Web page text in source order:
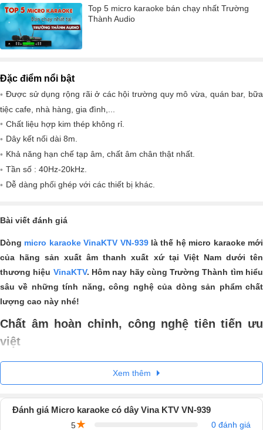
Top 5 micro karaoke bán chạy nhất Trường
Thành Audio
Đặc điểm nổi bật
Được sử dụng rộng rãi ở các hội trường quy mô vừa, quán bar, bữa
tiệc cafe, nhà hàng, gia đình,...
Chất liệu hợp kim thép không rỉ.
Dây kết nối dài 8m.
Khả năng hạn chế tạp âm, chất âm chân thật nhất.
Tần số : 40Hz-20kHz.
Dễ dàng phối ghép với các thiết bị khác.
Bài viết đánh giá
Dòng micro karaoke VinaKTV VN-939là thế hệ micro karaoke mới
của hãng sản xuất âm thanh xuất xứ tại Việt Nam dưới tên
thương hiệu VinaKTV. Hôm nay hãy cùng Trường Thành tìm hiểu
sâu về những tính năng, công nghệ của dòng sản phẩm chất
lượng cao này nhé!
Chất âm hoàn chỉnh, công nghệ tiên tiến ưu
việt
Với chất âm trung thực, độ nhạy cao, tính năng công nghệ hiện đại
micro hát karaokenày luôn không làm người dùng thất
mà bạn muốn và tận hưởng những phút giây vui vẻ bên người thân
Xem thêm
Đánh giá Micro karaoke có dây Vina KTV VN-939
5★
0 đánh giá